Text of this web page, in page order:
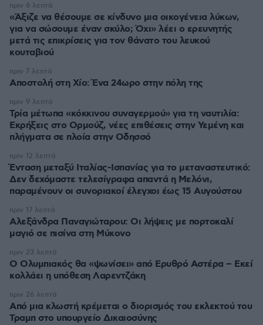
«Άξιζε να θέσουμε σε κίνδυνο μια οικογένεια λύκων,
για να σώσουμε έναν σκύλο; Όχι» λέει ο ερευνητής
μετά τις επικρίσεις για τον θάνατο του λευκού
κουταβιού
πριν 6 λεπτά
Αποστολή στη Χίο: Ένα 24ωρο στην πόλη της
πριν 7 λεπτά
Τρία μέτωπα «κόκκινου συναγερμού» για τη ναυτιλία:
Εκρήξεις στο Ορμούζ, νέες επιθέσεις στην Υεμένη και
πλήγματα σε πλοία στην Οδησσό
πριν 9 λεπτά
Ένταση μεταξύ Ιταλίας-Ισπανίας για το μεταναστευτικό:
Δεν δεχόμαστε τελεσίγραφα απαντά η Μελόνι,
παραμένουν οι συνοριακοί έλεγχοι έως 15 Αυγούστου
πριν 12 λεπτά
Αλεξάνδρα Παναγιώταρου: Οι λήψεις με πορτοκαλί
μαγιό σε πισίνα στη Μύκονο
πριν 17 λεπτά
Ο Ολυμπιακός θα «ψωνίσει» από Ερυθρό Αστέρα – Εκεί
κολλάει η υπόθεση Λαρεντζάκη
πριν 23 λεπτά
Από μια κλωστή κρέμεται ο διορισμός του εκλεκτού του
Τραμπ στο υπουργείο Δικαιοσύνης
πριν 26 λεπτά